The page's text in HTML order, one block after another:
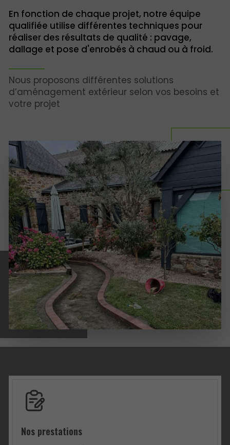
En fonction de chaque projet, notre équipe
qualifiée utilise différentes techniques pour
réaliser des résultats de qualité : pavage,
dallage et pose d'enrobés à chaud ou à froid.
Nous proposons différentes solutions
d’aménagement extérieur selon vos besoins et
votre projet
Nos prestations